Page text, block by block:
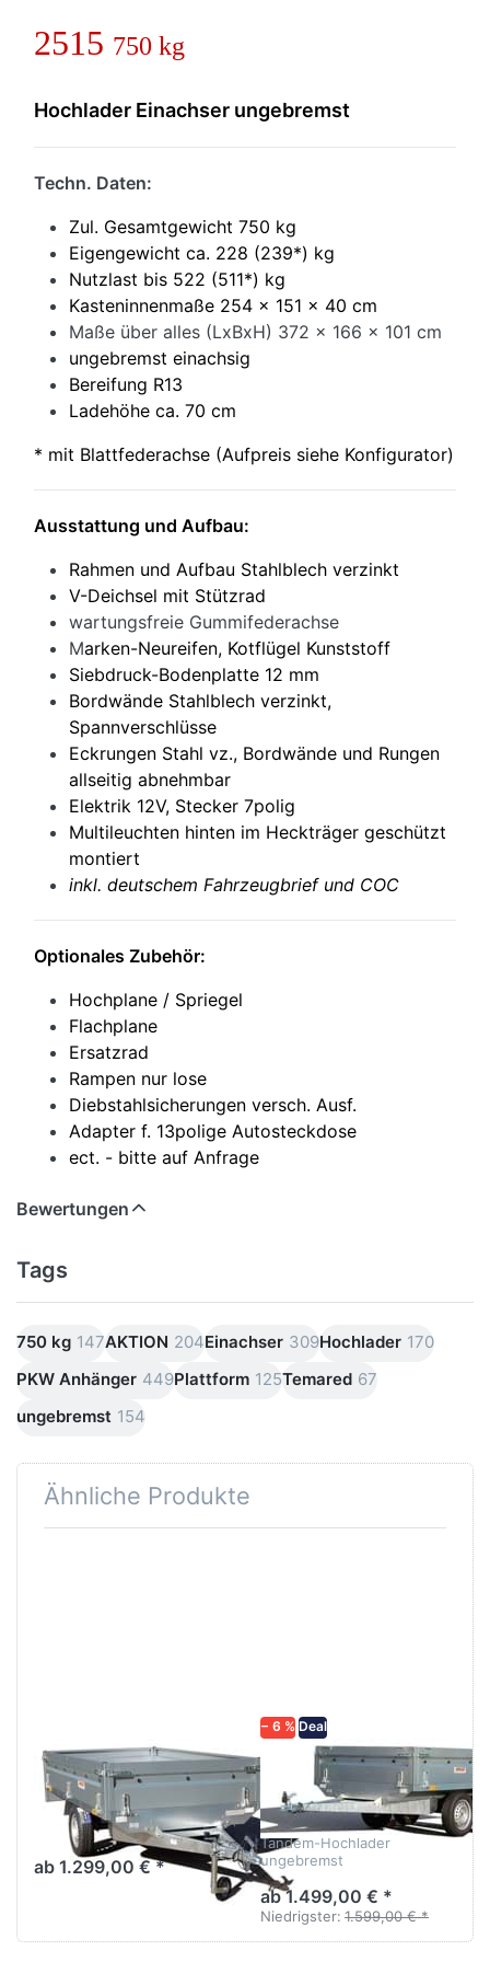
2515 750 kg
Hochlader Einachser ungebremst
Techn. Daten:
Zul. Gesamtgewicht 750 kg
Eigengewicht ca. 228 (239*) kg
Nutzlast bis 522 (511*) kg
Kasteninnenmaße 254 x 151 x 40 cm
Maße über alles (LxBxH) 372 x 166 x 101 cm
ungebremst einachsig
Bereifung R13
Ladehöhe ca. 70 cm
* mit Blattfederachse (Aufpreis siehe Konfigurator)
Ausstattung und Aufbau:
Rahmen und Aufbau Stahlblech verzinkt
V-Deichsel mit Stützrad
wartungsfreie Gummifederachse
Marken-Neureifen, Kotflügel Kunststoff
Siebdruck-Bodenplatte 12 mm
Bordwände Stahlblech verzinkt,
Spannverschlüsse
Eckrungen Stahl vz., Bordwände und Rungen
allseitig abnehmbar
Elektrik 12V, Stecker 7polig
Multileuchten hinten im Heckträger geschützt
montiert
inkl. deutschem Fahrzeugbrief und COC
Optionales Zubehör:
Hochplane / Spriegel
Flachplane
Ersatzrad
Rampen nur lose
Diebstahlsicherungen versch. Ausf.
Adapter f. 13polige Autosteckdose
ect. - bitte auf Anfrage
Bewertungen
Tags
750 kg 147AKTION 204Einachser 309Hochlader 170
PKW Anhänger 449Plattform 125Temared 67
ungebremst 154
Ähnliche Produkte
NEPTUN
Nordica N7-263
Hochlader mit rundum
abklappbaren Bordwänden,
Eckrungen.
ab 1.299,00 € *
− 6 % Deal
NEPTUN
Nordica N7-
263-2 Tandem
Tandem-Hochlader
ungebremst
ab 1.499,00 € *
Niedrigster: 1.599,00 € *